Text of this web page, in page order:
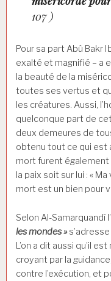
107 )
Pour sa part Abû Bakr
exalté et magnifié – a
la beauté de la
toutes ses vertus et
les créatures. Aussi,
quelconque part de
deux demeures de
obtenu tout ce qui est
mort furent également
la paix soit sur lui : «
mort est un bien pour
Selon Al-Samarquandî
les mondes »
L’on a dit aussi qu’il
croyant par la
contre l’exécution, et